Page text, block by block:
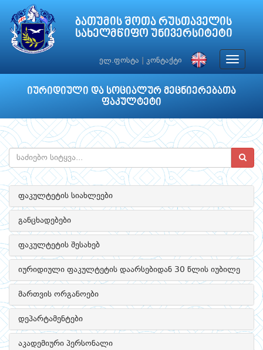
ბათუმის შოთა რუსთაველის
სახელმწიფო უნივერსიტეტი
ელ.ფოსტა კონტაქტი
Toggle
იურიდიული და სოციალურ მეცნიერებათა
ფაკულტეტი
ფაკულტეტის სიახლეები
განცხადებები
ფაკულტეტის შესახებ
იურიდიული ფაკულტეტის დაარსებიდან 30 წლის იუბილე
მართვის ორგანოები
დეპარტამენტები
აკადემიური პერსონალი